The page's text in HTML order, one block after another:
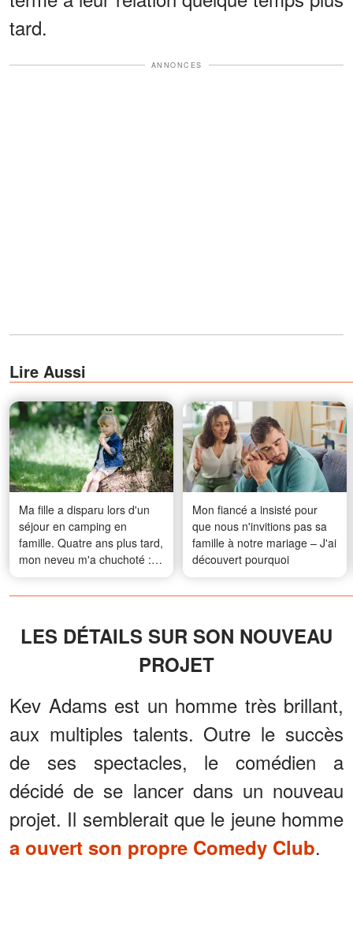
tard.
ANNONCES
Lire Aussi
Ma fille a disparu lors d'un
séjour en camping en
famille. Quatre ans plus tard,
mon neveu m'a chuchoté : «
J'ai vu ce qui s'est
réellement passé cette nuit-
simplement perdue. »
Mon fiancé a insisté pour
que nous n'invitions pas sa
famille à notre mariage – J'ai
découvert pourquoi
LES DÉTAILS SUR SON NOUVEAU
PROJET
Kev Adams est un homme très brillant,
aux multiples talents. Outre le succès
de ses spectacles, le comédien a
décidé de se lancer dans un nouveau
projet. Il semblerait que le jeune homme
a ouvert son propre Comedy Club.